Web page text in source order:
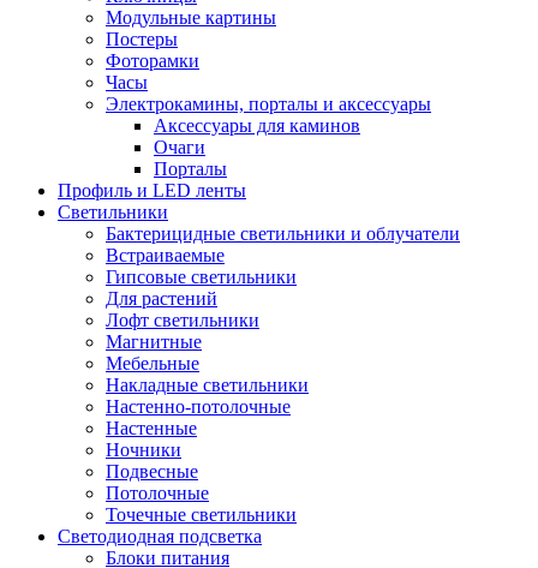
Модульные картины
Постеры
Фоторамки
Часы
Электрокамины, порталы и аксессуары
Аксессуары для каминов
Очаги
Порталы
Профиль и LED ленты
Светильники
Бактерицидные светильники и облучатели
Встраиваемые
Гипсовые светильники
Для растений
Лофт светильники
Магнитные
Мебельные
Накладные светильники
Настенно-потолочные
Настенные
Ночники
Подвесные
Потолочные
Точечные светильники
Светодиодная подсветка
Блоки питания